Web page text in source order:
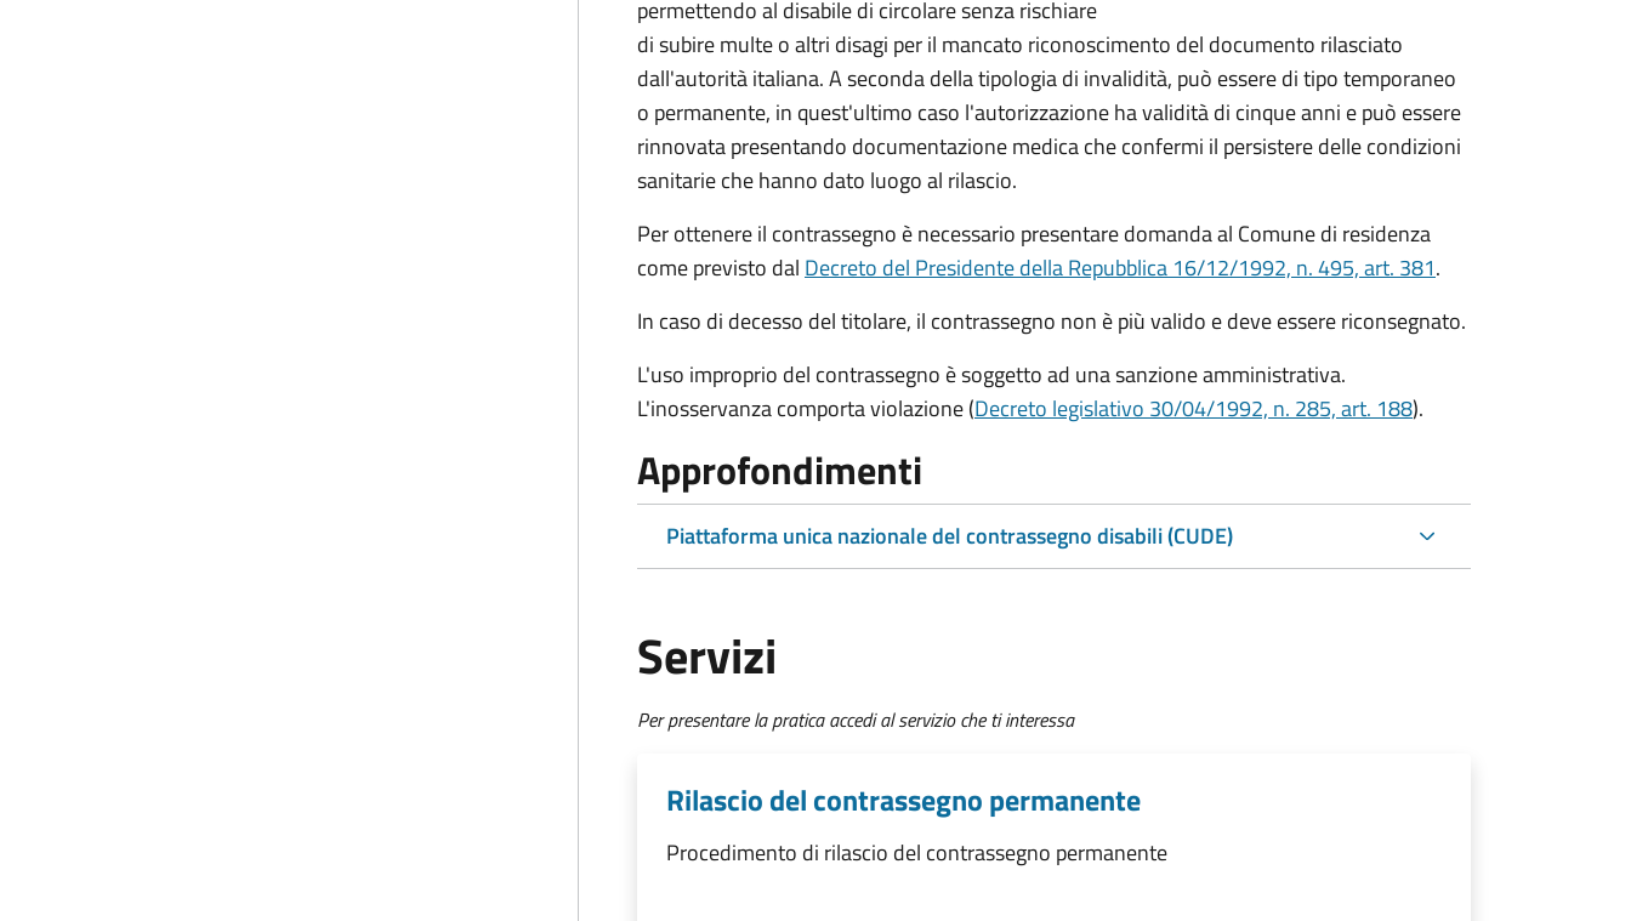
permettendo al disabile di circolare senza rischiare
di subire multe o altri disagi per il mancato riconoscimento del documento rilasciato
dall'autorità italiana. A seconda della tipologia di invalidità, può essere di tipo temporaneo
o permanente, in quest'ultimo caso l'autorizzazione ha validità di cinque anni e può essere
rinnovata presentando documentazione medica che confermi il persistere delle condizioni
sanitarie che hanno dato luogo al rilascio.
Per ottenere il contrassegno è necessario presentare domanda al Comune di residenza
come previsto dal Decreto del Presidente della Repubblica 16/12/1992, n. 495, art. 381.
In caso di decesso del titolare, il contrassegno non è più valido e deve essere riconsegnato.
L'uso improprio del contrassegno è soggetto ad una sanzione amministrativa.
L'inosservanza comporta violazione (Decreto legislativo 30/04/1992, n. 285, art. 188).
Approfondimenti
Piattaforma unica nazionale del contrassegno disabili (CUDE)
Servizi
Per presentare la pratica accedi al servizio che ti interessa
Rilascio del contrassegno permanente
Procedimento di rilascio del contrassegno permanente